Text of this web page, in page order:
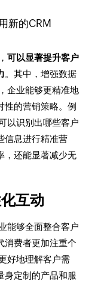
，可以显著提升客户
。其中，增强数据
企业能够更精准地
性的营销策略。例
以识别出哪些客户
信息进行精准营
，还能显著减少无
互动
能够全面整合客户
消费者更加注重个
好地理解客户需
身定制的产品和服